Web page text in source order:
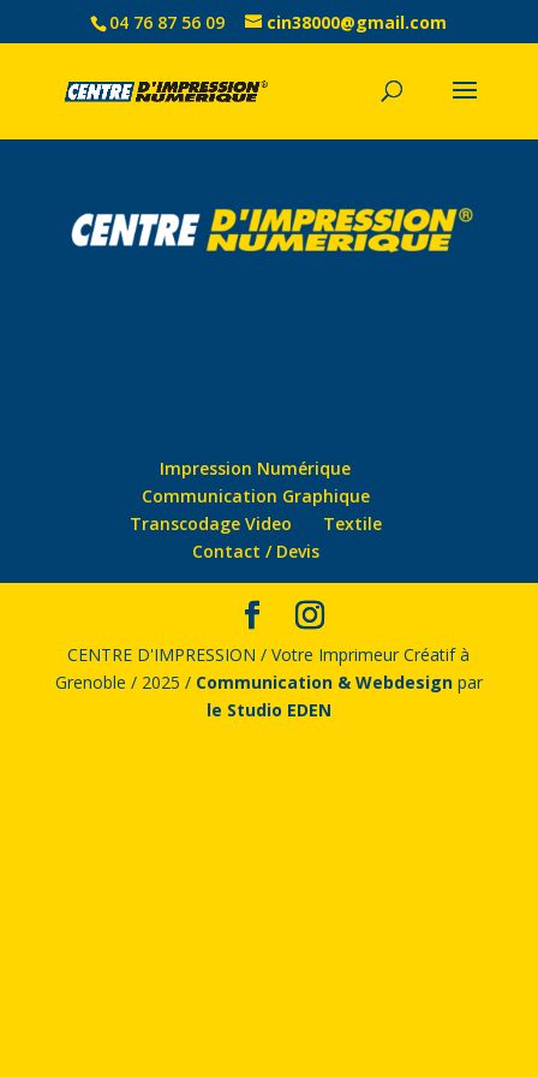
04 76 87 56 09 cin38000@gmail.com
Impression Numérique
Communication Graphique
Transcodage Video
Textile
Contact / Devis
CENTRE D'IMPRESSION / Votre Imprimeur Créatif à
Grenoble / 2025 / Communication & Webdesignpar
le Studio EDEN